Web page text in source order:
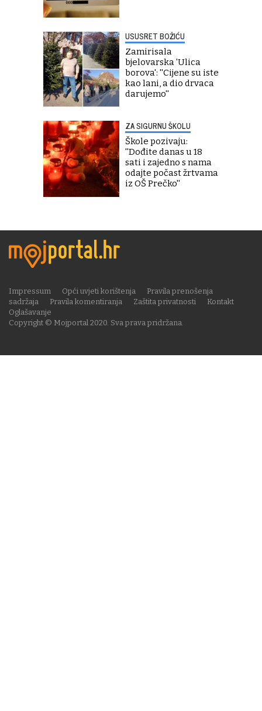
USUSRET BOŽIĆU
Zamirisala
bjelovarska 'Ulica
borova': ''Cijene su iste
kao lani, a dio drvaca
darujemo''
ZA SIGURNU ŠKOLU
Škole pozivaju:
''Dođite danas u 18
sati i zajedno s nama
odajte počast žrtvama
iz OŠ Prečko''
Copyright © Mojportal 2020. Sva prava pridržana.
Impressum Opći uvjeti korištenja
Pravila prenošenja
sadržaja
Pravila komentiranja Zaštita privatnosti
Kontakt
Oglašavanje